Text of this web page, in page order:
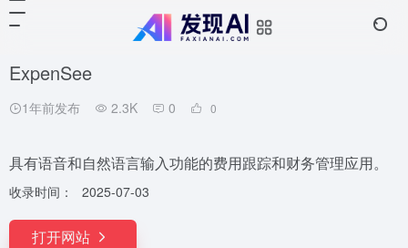
ExpenSee
1年前发布 2.3K 0 0
具有语音和自然语言输入功能的费用跟踪和财务管理应用。
收录时间： 2025-07-03
打开网站